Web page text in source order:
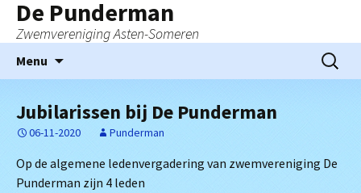
De Punderman
Zwemvereniging Asten-Someren
Menu
inhoud
Zoeken
naar:
Jubilarissen bij De Punderman
06-11-2020 Punderman
Op de algemene ledenvergadering van zwemvereniging De
Punderman zijn 4 leden